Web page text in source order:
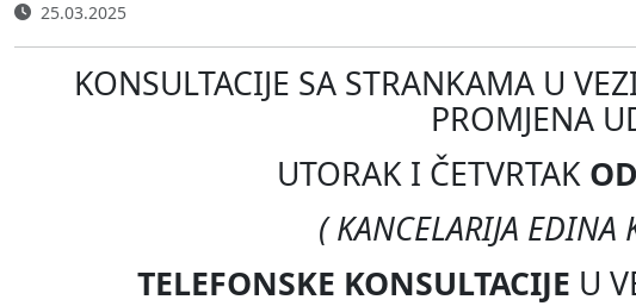
25.03.2025
KONSULTACIJE SA STRANKAMA U
PROMJENA
UTORAK I ČETVRTAK
( KANCELARIJA EDINA
TELEFONSKE KONSULTACIJE U